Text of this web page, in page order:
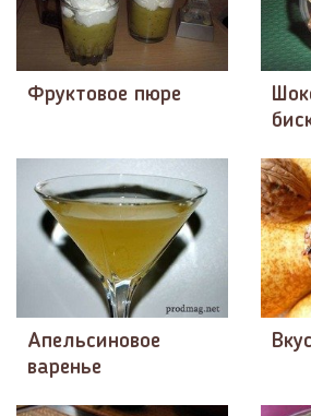
Фруктовое пюре
Апельсиновое
варенье